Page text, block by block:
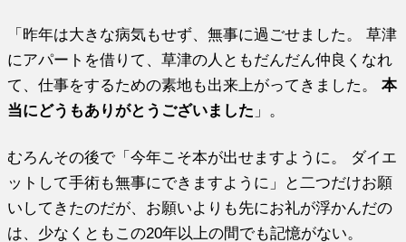
「昨年は大きな病気もせず、無事に過ごせました。 草津
にアパートを借りて、草津の人ともだんだん仲良くなれ
て、仕事をするための素地も出来上がってきました。本
当にどうもありがとうございました 」。
むろんその後で「今年こそ本が出せますように。 ダイエ
ットして手術も無事にできますように」と二つだけお願
いしてきたのだが、お願いよりも先にお礼が浮かんだの
は、少なくともこの20年以上の間でも記憶がない。